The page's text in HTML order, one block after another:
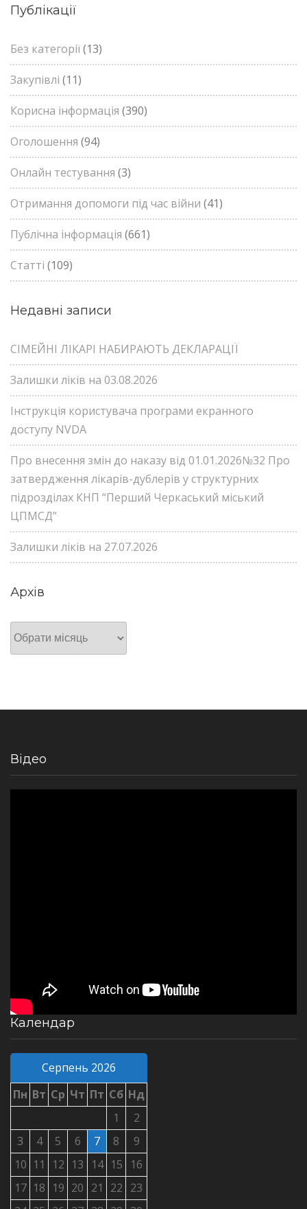
Публікації
Без категорії(13)
Закупівлі (11)
Корисна інформація (390)
Оголошення (94)
Онлайн тестування (3)
Отримання допомоги під час війни (41)
Публічна інформація (661)
Статті (109)
Недавні записи
СІМЕЙНІ ЛІКАРІ НАБИРАЮТЬ ДЕКЛАРАЦІЇ
Залишки ліків на 03.08.2026
Інструкція користувача програми екранного
доступу NVDA
Про внесення змін до наказу від 01.01.2026№32 Про
затвердження лікарів-дублерів у структурних
підрозділах КНП “Перший Черкаський міський
ЦПМСД”
Залишки ліків на 27.07.2026
Архів
Архів
Відео
Календар
Серпень 2026
Пн Вт Ср Чт Пт Сб Нд
1
2
3
4 5 6 7 8
9
10 11 12 13 14 15
16
17 18 19 20 21 22 23